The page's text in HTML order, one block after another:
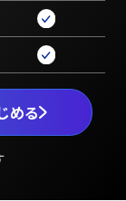
める